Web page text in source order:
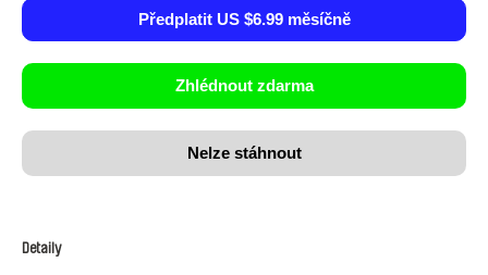
Předplatit US $6.99 měsíčně
Zhlédnout zdarma
Nelze stáhnout
Detaily